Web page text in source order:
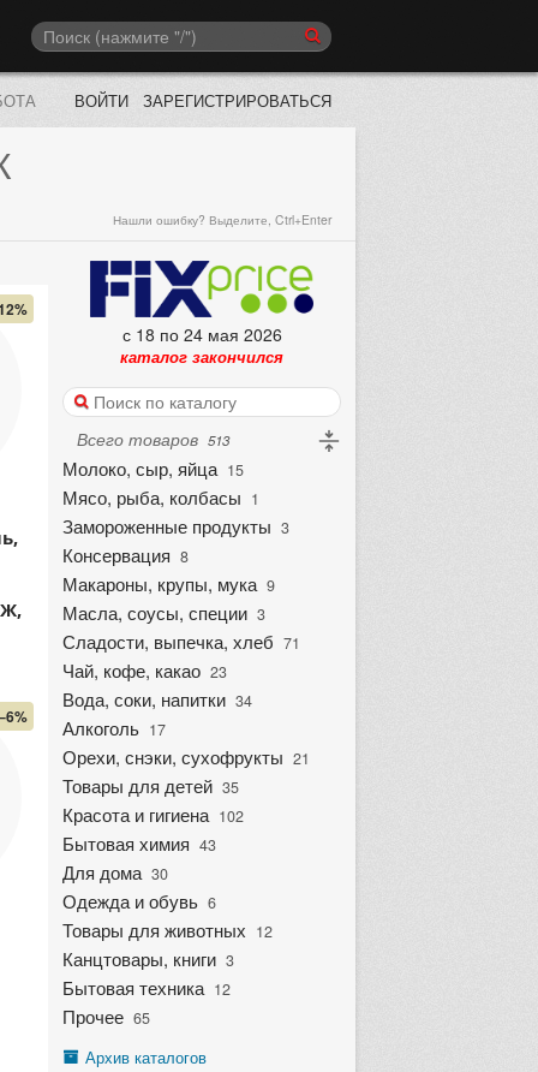
ВОЙТИ ЗАРЕГИСТРИРОВАТЬСЯ
Нашли ошибку? Выделите, Ctrl+Enter
с 18 по 24 мая 2026
каталог закончился
Всего товаров 513
Молоко, сыр, яйца 15
Мясо, рыба, колбасы 1
Замороженные продукты 3
Консервация 8
Макароны, крупы, мука 9
Масла, соусы, специи 3
Сладости, выпечка, хлеб 71
Чай, кофе, какао 23
Вода, соки, напитки 34
Алкоголь 17
Орехи, снэки, сухофрукты 21
Товары для детей 35
Красота и гигиена 102
Бытовая химия 43
Для дома 30
Одежда и обувь 6
Товары для животных 12
Канцтовары, книги 3
Бытовая техника 12
Прочее 65
Архив каталогов